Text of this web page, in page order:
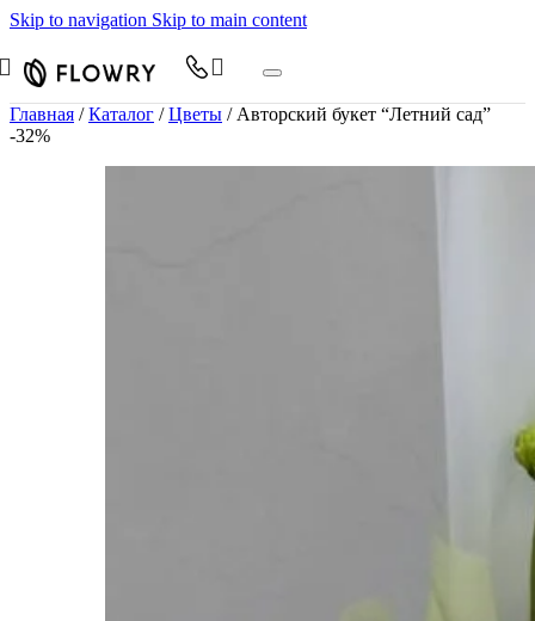
Skip to navigation Skip to main content
Главная /Каталог /Цветы / Авторский букет “Летний сад”
-32%